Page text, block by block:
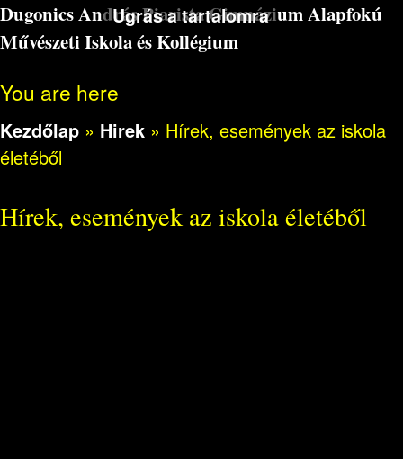
Ugrás a tartalomra
Dugonics András Piarista Gimnázium Alapfokú
Művészeti Iskola és Kollégium
You are here
Kezdőlap » Hirek » Hírek, események az iskola
életéből
Hírek, események az iskola életéből